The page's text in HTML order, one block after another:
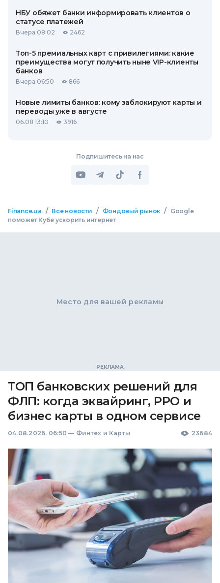
НБУ обяжет банки информировать клиентов о
статусе платежей
Вчера 08:02 2462
Топ-5 премиальных карт с привилегиями: какие
преимущества могут получить ныне VIP-клиенты
банков
Вчера 06:50 866
Новые лимиты банков: кому заблокируют карты и
переводы уже в августе
06.08 13:10 3916
Подпишитесь на нас
Finance.ua / Все новости / Фондовый рынок /
Google
поможет Кубе ускорить интернет
Место для вашей рекламы
ТОП банковских решений для
ФЛП: когда эквайринг, РРО и
бизнес карты в одном сервисе
04.08.2026, 06:50 — Финтех и Карты 23684